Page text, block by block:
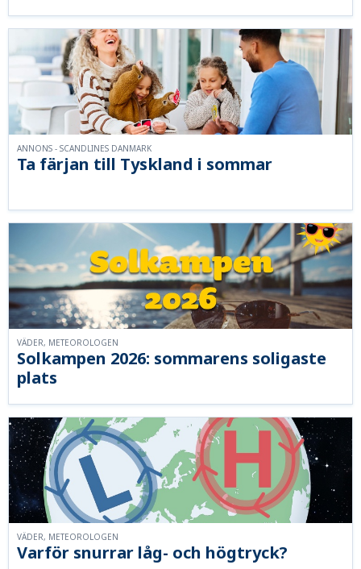
Ta färjan till Tyskland i sommar
ANNONS - SCANDLINES DANMARK
Solkampen 2026: sommarens soligaste
plats
VÄDER, METEOROLOGEN
Varför snurrar låg- och högtryck?
VÄDER, METEOROLOGEN